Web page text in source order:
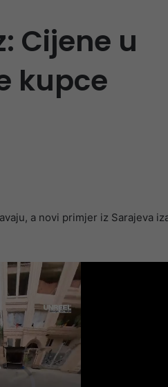
Cijene u
kupce
a novi primjer iz Sarajeva